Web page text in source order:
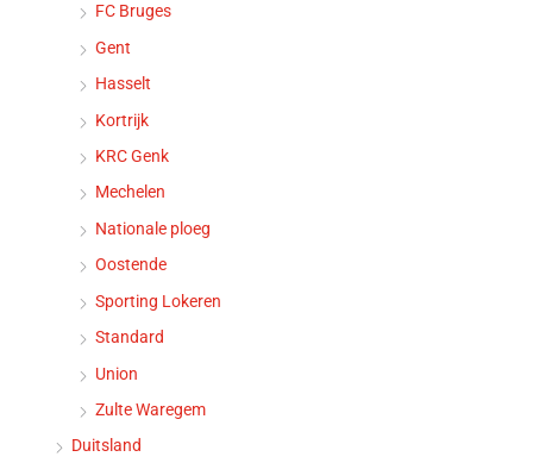
FC Bruges
Gent
Hasselt
Kortrijk
KRC Genk
Mechelen
Nationale ploeg
Oostende
Sporting Lokeren
Standard
Union
Zulte Waregem
Duitsland